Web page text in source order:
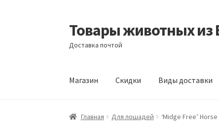
Перейти
к
навигации
Перейти
к
содержимому
Товары животных из
Доставка почтой
Магазин Скидки Виды доставки
Главная Виды доставки Заказать
Главная Для лошадей ‘Midge Free’